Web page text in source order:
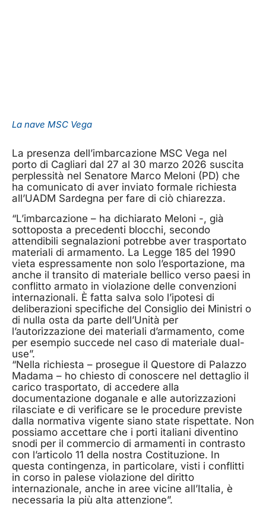
La nave MSC Vega
La presenza dell’imbarcazione MSC Vega nel
porto di Cagliari dal 27 al 30 marzo 2026 suscita
perplessità nel Senatore Marco Meloni (PD) che
ha comunicato di aver inviato formale richiesta
all’UADM Sardegna per fare di ciò chiarezza.
“L’imbarcazione – ha dichiarato Meloni -, già
sottoposta a precedenti blocchi, secondo
attendibili segnalazioni potrebbe aver trasportato
materiali di armamento. La Legge 185 del 1990
vieta espressamente non solo l’esportazione, ma
anche il transito di materiale bellico verso paesi in
conflitto armato in violazione delle convenzioni
internazionali. È fatta salva solo l’ipotesi di
deliberazioni specifiche del Consiglio dei Ministri o
di nulla osta da parte dell’Unità per
l’autorizzazione dei materiali d’armamento, come
per esempio succede nel caso di materiale dual-
use”.
“Nella richiesta – prosegue il Questore di Palazzo
Madama – ho chiesto di conoscere nel dettaglio il
carico trasportato, di accedere alla
documentazione doganale e alle autorizzazioni
rilasciate e di verificare se le procedure previste
dalla normativa vigente siano state rispettate. Non
possiamo accettare che i porti italiani diventino
snodi per il commercio di armamenti in contrasto
con l’articolo 11 della nostra Costituzione. In
questa contingenza, in particolare, visti i conflitti
in corso in palese violazione del diritto
internazionale, anche in aree vicine all’Italia, è
necessaria la più alta attenzione”.